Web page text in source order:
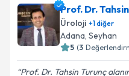
Prof. Dr. Şaban
oluşturun. Size bu
takvim
Prof. Dr.
Üroloji +1diğer
Adana, Seyhan
5 (3
Prof. Dr. Tahsin Turunç